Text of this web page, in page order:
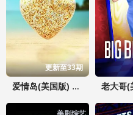
更新至33期
爱情岛(美国版) 第八季